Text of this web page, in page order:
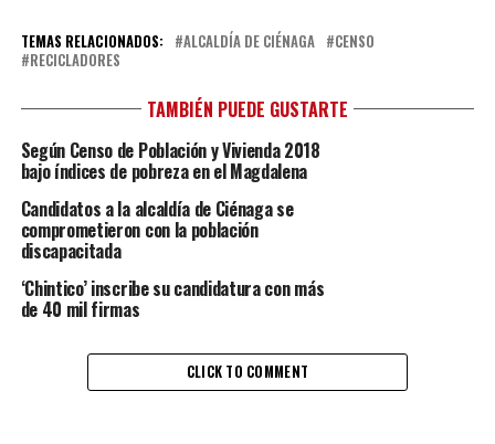
TEMAS RELACIONADOS: ALCALDÍA DE CIÉNAGA
CENSO
RECICLADORES
TAMBIÉN PUEDE GUSTARTE
Según Censo de Población y Vivienda 2018
bajo índices de pobreza en el Magdalena
Candidatos a la alcaldía de Ciénaga se
comprometieron con la población
discapacitada
‘Chintico’ inscribe su candidatura con más
de 40 mil firmas
CLICK TO COMMENT